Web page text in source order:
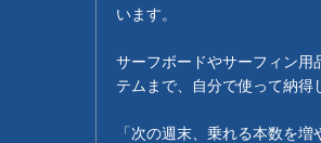
います。
サーフボードやサーフィン用
テムまで、自分で使って納得
「次の週末、乗れる本数を増